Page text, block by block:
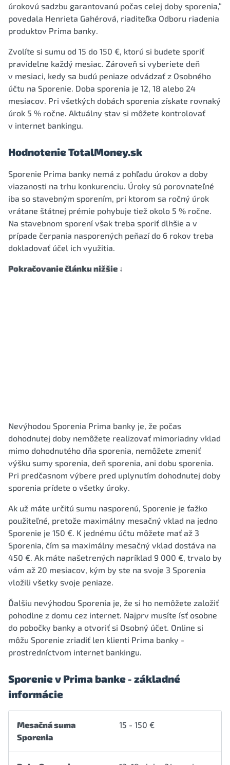
úrokovú sadzbu garantovanú počas celej doby sporenia,“
povedala Henrieta Gahérová, riaditeľka Odboru riadenia
produktov Prima banky.
Zvolíte si sumu od 15 do 150 €, ktorú si budete sporiť
pravidelne každý mesiac. Zároveň si vyberiete deň
v mesiaci, kedy sa budú peniaze odvádzať z Osobného
účtu na Sporenie. Doba sporenia je 12, 18 alebo 24
mesiacov. Pri všetkých dobách sporenia získate rovnaký
úrok 5 % ročne. Aktuálny stav si môžete kontrolovať
v internet bankingu.
Hodnotenie TotalMoney.sk
Sporenie Prima banky nemá z pohľadu úrokov a doby
viazanosti na trhu konkurenciu. Úroky sú porovnateľné
iba so stavebným sporením, pri ktorom sa ročný úrok
vrátane štátnej prémie pohybuje tiež okolo 5 % ročne.
Na stavebnom sporení však treba sporiť dlhšie a v
prípade čerpania nasporených peňazí do 6 rokov treba
dokladovať účel ich využitia.
Pokračovanie článku nižšie ↓
Nevýhodou Sporenia Prima banky je, že počas
dohodnutej doby nemôžete realizovať mimoriadny vklad
mimo dohodnutého dňa sporenia, nemôžete zmeniť
výšku sumy sporenia, deň sporenia, ani dobu sporenia.
Pri predčasnom výbere pred uplynutím dohodnutej doby
sporenia prídete o všetky úroky.
Ak už máte určitú sumu nasporenú, Sporenie je ťažko
použiteľné, pretože maximálny mesačný vklad na jedno
Sporenie je 150 €. K jednému účtu môžete mať až 3
Sporenia, čím sa maximálny mesačný vklad dostáva na
450 €. Ak máte našetrených napríklad 9 000 €, trvalo by
vám až 20 mesiacov, kým by ste na svoje 3 Sporenia
vložili všetky svoje peniaze.
Ďalšiu nevýhodou Sporenia je, že si ho nemôžete založiť
pohodlne z domu cez internet. Najprv musíte ísť osobne
do pobočky banky a otvoriť si Osobný účet. Online si
môžu Sporenie zriadiť len klienti Prima banky -
prostredníctvom internet bankingu.
Sporenie v Prima banke - základné
informácie
Mesačná suma
Sporenia
15 - 150 €